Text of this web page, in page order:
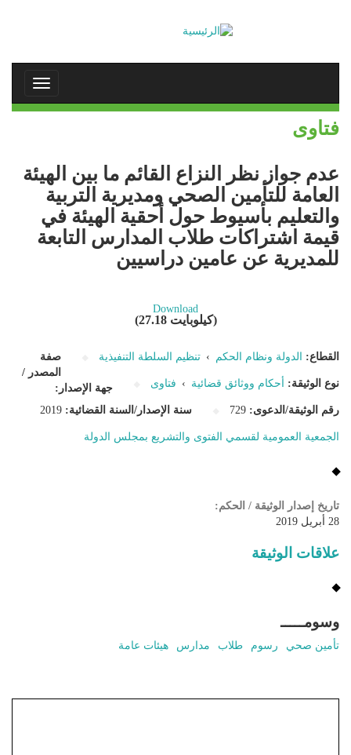
Toggle
فتاوى
عدم جواز نظر النزاع القائم ما بين الهيئة
العامة للتأمين الصحي ومديرية التربية
والتعليم بأسيوط حول أحقية الهيئة في
قيمة اشتراكات طلاب المدارس التابعة
للمديرية عن عامين دراسيين
Download
(27.18 كيلوبايت)
القطاع: الدولة ونظام الحكم › تنظيم السلطة التنفيذية
نوع الوثيقة: أحكام ووثائق قضائية › فتاوى
رقم الوثيقة/الدعوى: 729 سنة الإصدار/السنة القضائية: 2019
صفة
المصدر /
جهة الإصدار:
الجمعية العمومية لقسمي الفتوى والتشريع بمجلس الدولة
تاريخ إصدار الوثيقة / الحكم:
28 أبريل 2019
علاقات الوثيقة
وسومـــــ
تأمين صحي رسوم طلاب مدارس هيئات عامة